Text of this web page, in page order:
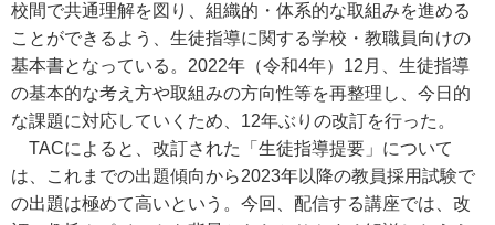
校間で共通理解を図り、組織的・体系的な取組みを進める
ことができるよう、生徒指導に関する学校・教職員向けの
基本書となっている。2022年（令和4年）12月、生徒指導
の基本的な考え方や取組みの方向性等を再整理し、今日的
な課題に対応していくため、12年ぶりの改訂を行った。
TACによると、改訂された「生徒指導提要」について
は、
これまでの出題傾向から2023年以降の教員採用試験で
の出題は極めて高いという。今回、配信する講座では、改